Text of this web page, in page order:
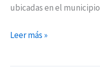
ubicadas en el municipio
Leer más »